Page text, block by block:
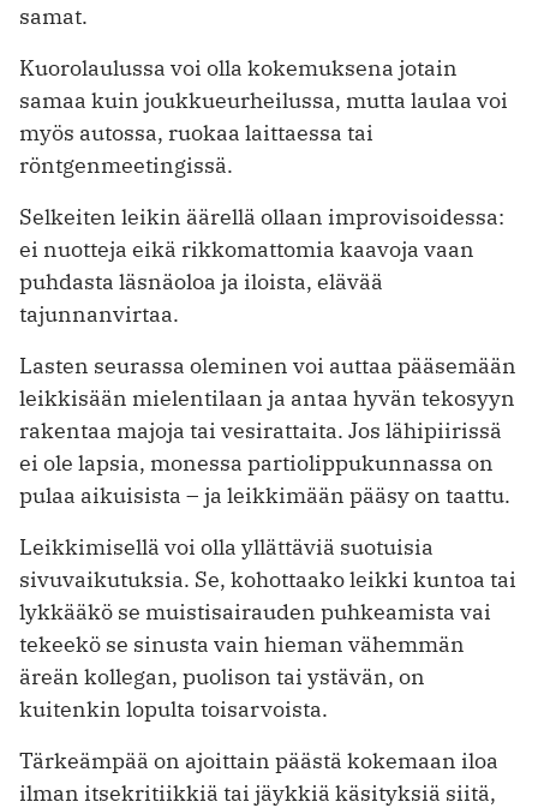
samat.
Kuorolaulussa voi olla kokemuksena jotain
samaa kuin joukkueurheilussa, mutta laulaa voi
myös autossa, ruokaa laittaessa tai
röntgenmeetingissä.
Selkeiten leikin äärellä ollaan improvisoidessa:
ei nuotteja eikä rikkomattomia kaavoja vaan
puhdasta läsnäoloa ja iloista, elävää
tajunnanvirtaa.
Lasten seurassa oleminen voi auttaa pääsemään
leikkisään mielentilaan ja antaa hyvän tekosyyn
rakentaa majoja tai vesirattaita. Jos lähipiirissä
ei ole lapsia, monessa partiolippukunnassa on
pulaa aikuisista – ja leikkimään pääsy on taattu.
Leikkimisellä voi olla yllättäviä suotuisia
sivuvaikutuksia. Se, kohottaako leikki kuntoa tai
lykkääkö se muistisairauden puhkeamista vai
tekeekö se sinusta vain hieman vähemmän
äreän kollegan, puolison tai ystävän, on
kuitenkin lopulta toisarvoista.
Tärkeämpää on ajoittain päästä kokemaan iloa
ilman itsekritiikkiä tai jäykkiä käsityksiä siitä,